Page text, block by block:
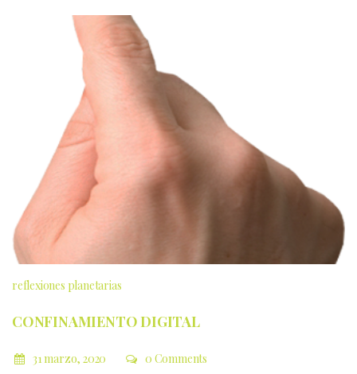
reflexiones planetarias
CONFINAMIENTO DIGITAL
31 marzo, 2020 0 Comments